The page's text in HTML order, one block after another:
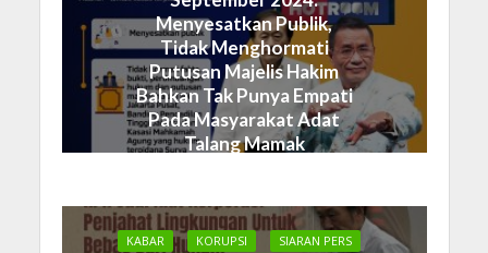
Menyesatkan Publik,
Tidak Menghormati
Putusan Majelis Hakim
Bahkan Tak Punya Empati
Pada Masyarakat Adat
Talang Mamak
KABAR KORUPSI
SIARAN PERS